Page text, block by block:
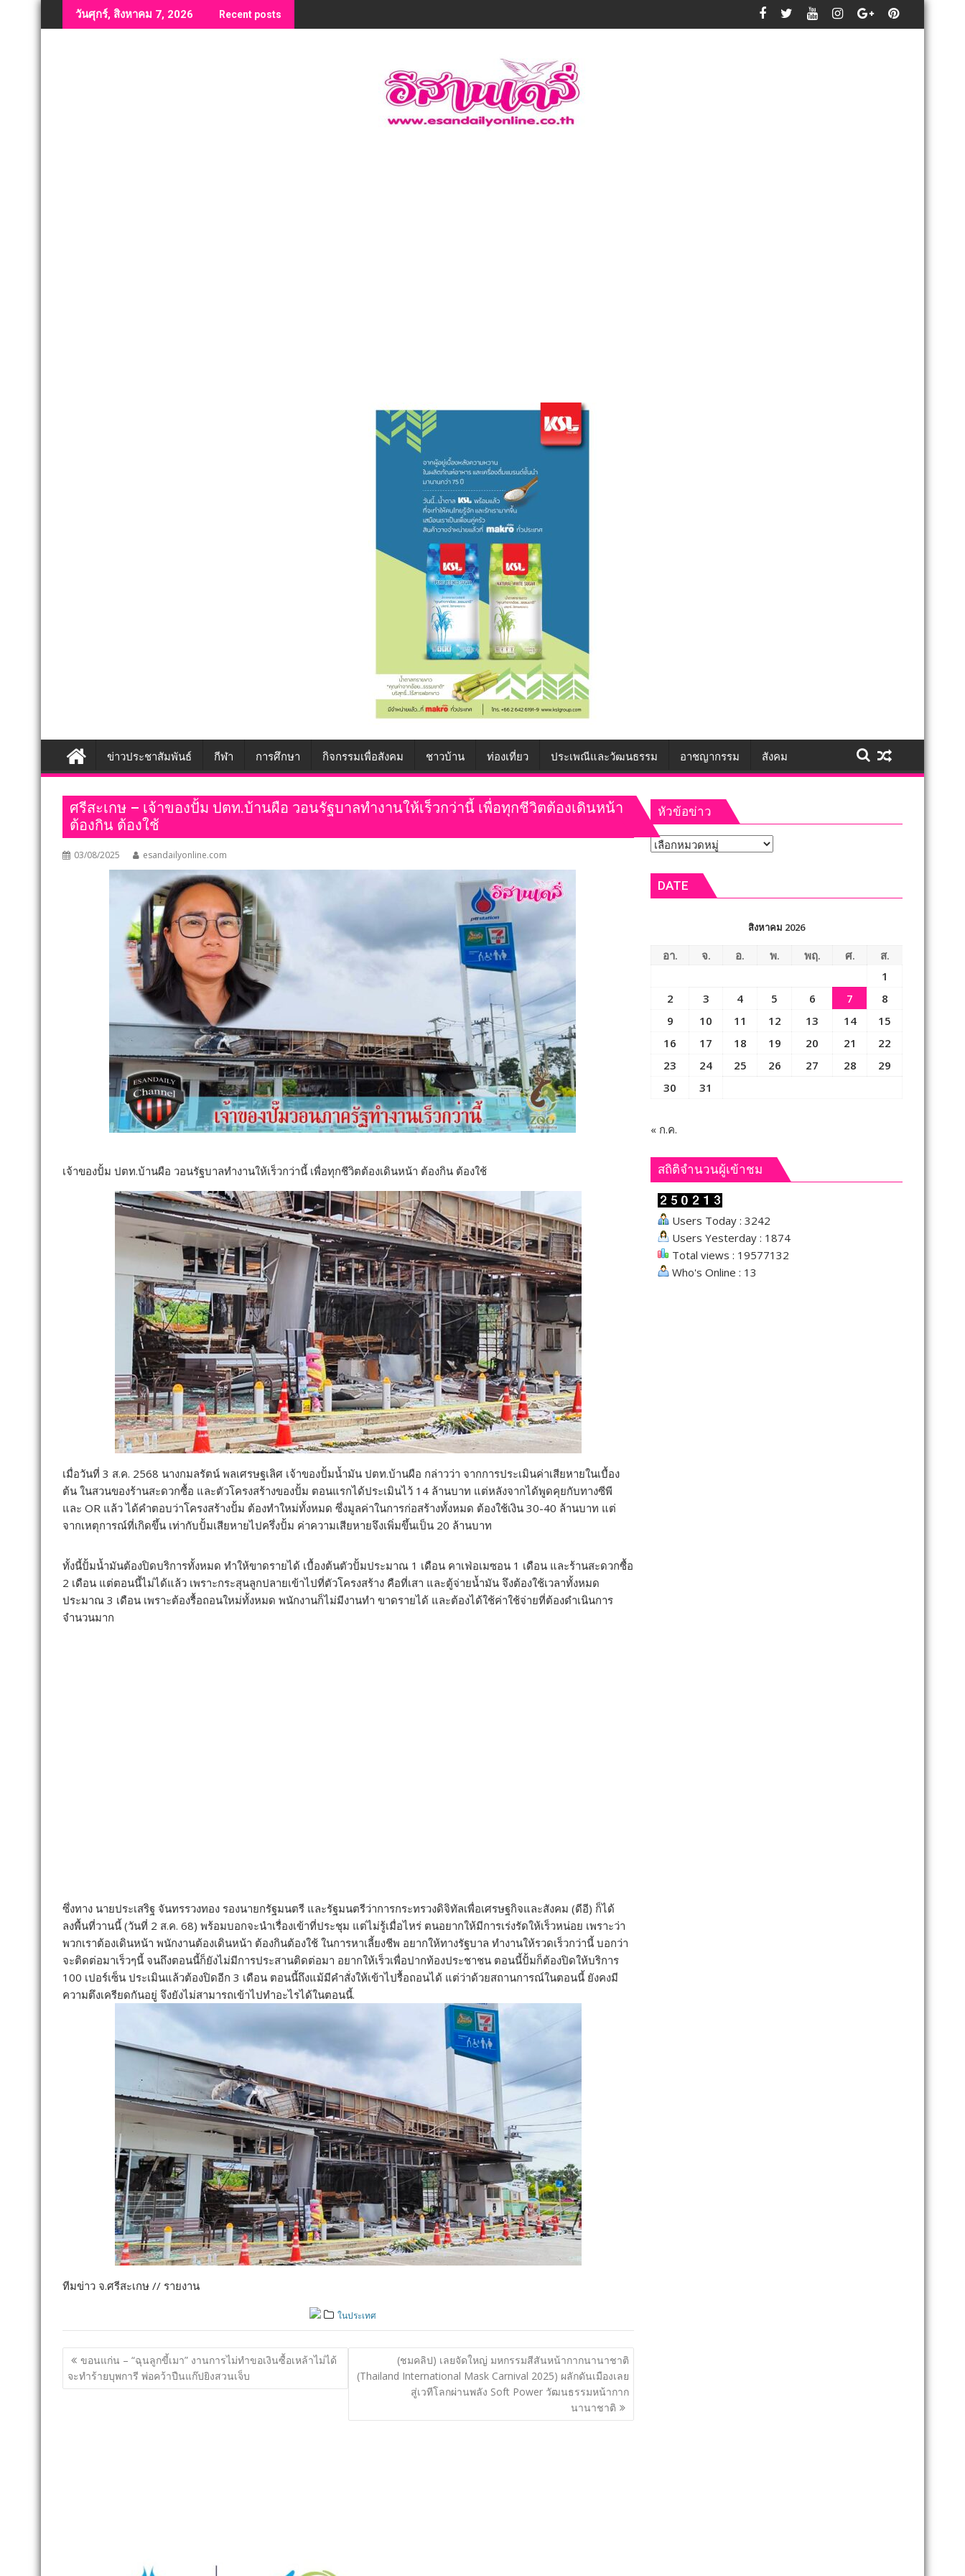
to
วันศุกร์, สิงหาคม 7, 2026 Recent posts
ข่าวประชาสัมพันธ์ กีฬา การศึกษา กิจกรรมเพื่อสังคม ชาวบ้าน ท่องเที่ยว ประเพณีและวัฒนธรรม อาชญากรรม สังคม
ศรีสะเกษ – เจ้าของปั้ม ปตท.บ้านผือ วอนรัฐบาลทำงานให้เร็วกว่านี้ เพื่อทุกชีวิตต้องเดินหน้า
ต้องกิน ต้องใช้
03/08/2025 esandailyonline.com
เจ้าของปั้ม ปตท.บ้านผือ วอนรัฐบาลทำงานให้เร็วกว่านี้ เพื่อทุกชีวิตต้องเดินหน้า ต้องกิน ต้องใช้
เมื่อวันที่ 3 ส.ค. 2568 นางกมลรัตน์ พลเศรษฐเลิศ เจ้าของปั้มน้ำมัน ปตท.บ้านผือ กล่าวว่า จากการประเมินค่าเสียหายในเบื้อง
ต้น ในสวนของร้านสะดวกซื้อ และตัวโครงสร้างของปั้ม ตอนแรกได้ประเมินไว้ 14 ล้านบาท แต่หลังจากได้พูดคุยกับทางซีพี
และ OR แล้ว ได้คำตอบว่าโครงสร้างปั้ม ต้องทำใหม่ทั้งหมด ซึ่งมูลค่าในการก่อสร้างทั้งหมด ต้องใช้เงิน 30-40 ล้านบาท แต่
จากเหตุการณ์ที่เกิดขึ้น เท่ากับปั้มเสียหายไปครึ่งปั้ม ค่าความเสียหายจึงเพิ่มขึ้นเป็น 20 ล้านบาท
ทั้งนี้ปั้มน้ำมันต้องปิดบริการทั้งหมด ทำให้ขาดรายได้ เบื้องต้นตัวปั้มประมาณ 1 เดือน คาเฟ่อเมซอน 1 เดือน และร้านสะดวกซื้อ
2 เดือน แต่ตอนนี้ไม่ได้แล้ว เพราะกระสุนลูกปลายเข้าไปที่ตัวโครงสร้าง คือที่เสา และตู้จ่ายน้ำมัน จึงต้องใช้เวลาทั้งหมด
ประมาณ 3 เดือน เพราะต้องรื้อถอนใหม่ทั้งหมด พนักงานก็ไม่มีงานทำ ขาดรายได้ และต้องได้ใช้ค่าใช้จ่ายที่ต้องดำเนินการ
จำนวนมาก
ซึ่งทาง นายประเสริฐ จันทรรวงทอง รองนายกรัฐมนตรี และรัฐมนตรีว่าการกระทรวงดิจิทัลเพื่อเศรษฐกิจและสังคม (ดีอี) ก็ได้
ลงพื้นที่วานนี้ (วันที่ 2 ส.ค. 68) พร้อมบอกจะนำเรื่องเข้าที่ประชุม แต่ไม่รู้เมื่อไหร่ ตนอยากให้มีการเร่งรัดให้เร็วหน่อย เพราะว่า
พวกเราต้องเดินหน้า พนักงานต้องเดินหน้า ต้องกินต้องใช้ ในการหาเลี้ยงชีพ อยากให้ทางรัฐบาล ทำงานให้รวดเร็วกว่านี้ บอกว่า
จะติดต่อมาเร็วๆนี้ จนถึงตอนนี้ก็ยังไม่มีการประสานติดต่อมา อยากให้เร็วเพื่อปากท้องประชาชน ตอนนี้ปั้มก็ต้องปิดให้บริการ
100 เปอร์เซ็น ประเมินแล้วต้องปิดอีก 3 เดือน ตอนนี้ถึงแม้มีคำสั่งให้เข้าไปรื้อถอนได้ แต่ว่าด้วยสถานการณ์ในตอนนี้ ยังคงมี
ความตึงเครียดกันอยู่ จึงยังไม่สามารถเข้าไปทำอะไรได้ในตอนนี้.
ทีมข่าว จ.ศรีสะเกษ // รายงาน
ในประเทศ
แนะแนว
เรื่อง
ขอนแก่น – “ฉุนลูกขี้เมา” งานการไม่ทำขอเงินซื้อเหล้าไม่ได้
จะทำร้ายบุพการี พ่อคว้าปืนแก๊ปยิงสวนเจ็บ
(ชมคลิป) เลยจัดใหญ่ มหกรรมสีสันหน้ากากนานาชาติ
(Thailand International Mask Carnival 2025) ผลักดันเมืองเลย
สู่เวทีโลกผ่านพลัง Soft Power วัฒนธรรมหน้ากาก
นานาชาติ
หัวข้อข่าว
หัวข้อ
DATE
สิงหาคม 2026
อา. จ. อ. พ. พฤ. ศ.
ส.
1
2
3 4 5 6 7
8
9
10 11 12 13 14
15
16
17 18 19 20 21
22
23
24 25 26 27 28
29
30
31
« ก.ค.
สถิติจำนวนผู้เข้าชม
Users Today : 3242
Users Yesterday : 1874
Total views : 19577132
Who's Online : 13